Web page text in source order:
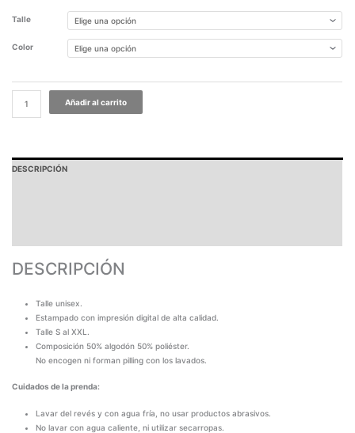
Talle
Color
Añadir al carrito
DESCRIPCIÓN
DESCRIPCIÓN
Talle unisex.
Estampado con impresión digital de alta calidad.
Talle S al XXL.
Composición 50% algodón 50% poliéster.
No encogen ni forman pilling con los lavados.
Cuidados de la prenda:
Lavar del revés y con agua fría, no usar productos abrasivos.
No lavar con agua caliente, ni utilizar secarropas.